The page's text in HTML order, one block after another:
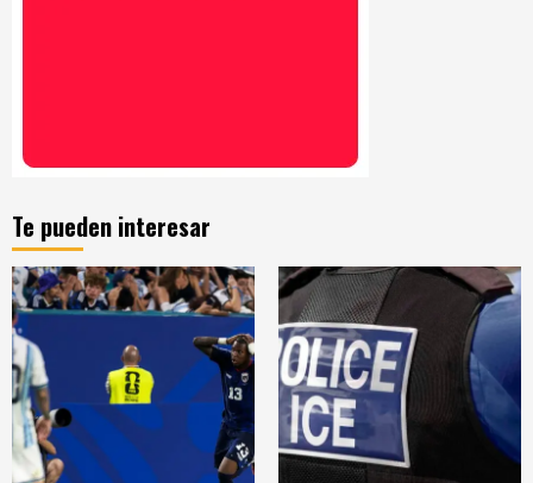
Te pueden interesar